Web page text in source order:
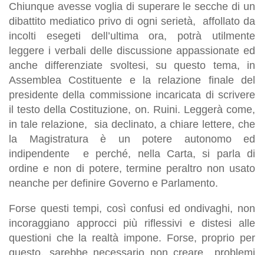
Chiunque avesse voglia di superare le secche di un
dibattito mediatico privo di ogni serietà, affollato da
incolti esegeti dell’ultima ora, potrà utilmente
leggere i verbali delle discussione appassionate ed
anche differenziate svoltesi, su questo tema, in
Assemblea Costituente e la relazione finale del
presidente della commissione incaricata di scrivere
il testo della Costituzione, on. Ruini. Leggerà come,
in tale relazione, sia declinato, a chiare lettere, che
la Magistratura è un potere autonomo ed
indipendente e perché, nella Carta, si parla di
ordine e non di potere, termine peraltro non usato
neanche per definire Governo e Parlamento.
Forse questi tempi, così confusi ed ondivaghi, non
incoraggiano approcci più riflessivi e distesi alle
questioni che la realtà impone. Forse, proprio per
questo, sarebbe necessario non creare problemi